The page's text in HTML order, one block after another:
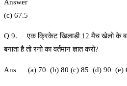
Answer
(c) 67.5
Q 9. एक क्रिकेट खिलाडी 12 मैच खेलो के
बनाता है तो रनो का वर्तमान ज्ञात करो?
Ans (a) 70 (b) 80 (c) 85 (d) 90 (e)